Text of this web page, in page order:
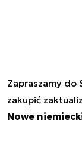
Zapraszamy do
zakupić
Nowe